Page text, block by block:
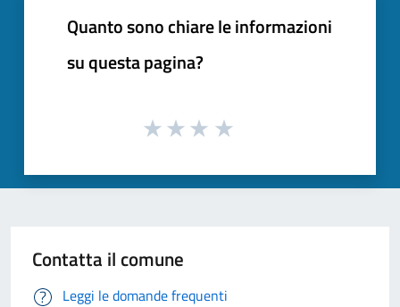
Quanto sono chiare le informazioni
su questa pagina?
Contatta il comune
Leggi le domande frequenti